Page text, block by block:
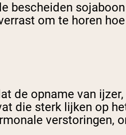
bescheiden
om te horen
de opname van
die sterk lijken op
verstoringen,